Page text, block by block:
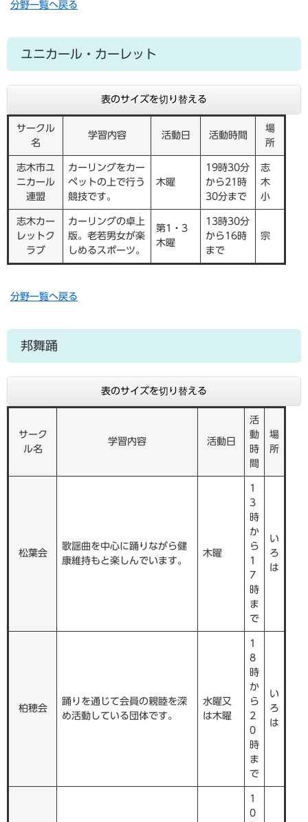
分野一覧へ戻る
ユニカール・カーレット
表のサイズを切り替える
サークル
名
学習内容 活動日 活動時間
場
所
志木市ユ
ニカール
連盟
カーリングをカー
ペットの上で行う
競技です。
木曜
19時30分
から21時
30分まで
志
木
小
志木カー
レットク
ラブ
カーリングの卓上
版。老若男女が楽
しめるスポーツ。
第1・3
木曜
13時30分
から16時
まで
宗
分野一覧へ戻る
邦舞踊
表のサイズを切り替える
サーク
ル名
学習内容 活動日
活
動
時
間
場
所
松葉会
歌謡曲を中心に踊りながら健
康維持もと楽しんでいます。
木曜
1
3
時
か
ら
1
7
時
ま
で
い
ろ
は
柏穂会
踊りを通じて会員の親睦を深
め活動している団体です。
水曜又
は木曜
1
8
時
か
ら
2
0
時
ま
で
い
ろ
は
1
0